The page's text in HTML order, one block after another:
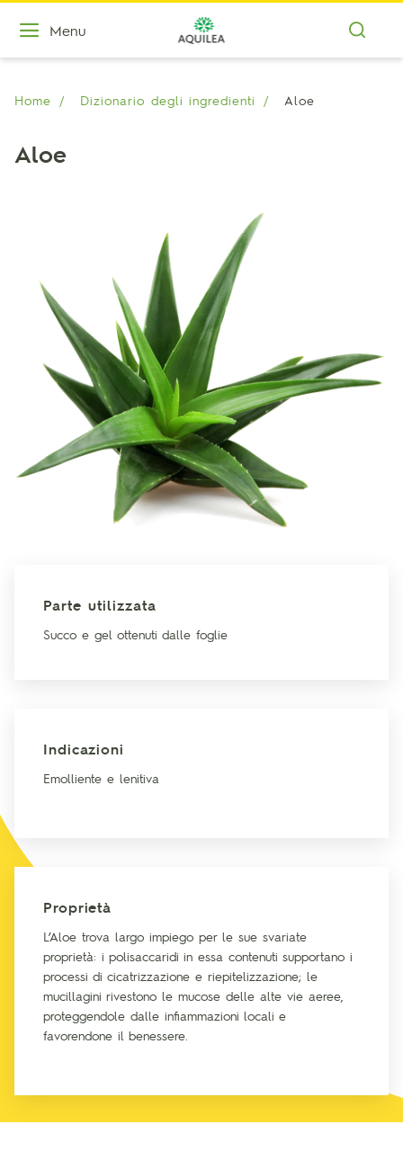
Menu
Home Dizionario degli ingredienti Aloe
Aloe
Parte utilizzata
Succo e gel ottenuti dalle foglie
Indicazioni
Emolliente e lenitiva
Proprietà
L’Aloe trova largo impiego per le sue svariate
proprietà: i polisaccaridi in essa contenuti supportano i
processi di cicatrizzazione e riepitelizzazione; le
mucillagini rivestono le mucose delle alte vie aeree,
proteggendole dalle infiammazioni locali e
favorendone il benessere.